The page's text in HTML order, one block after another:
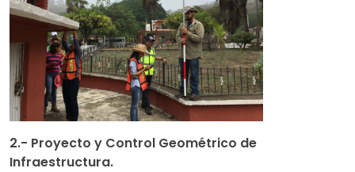
2.- Proyecto y Control Geométrico de
Infraestructura.